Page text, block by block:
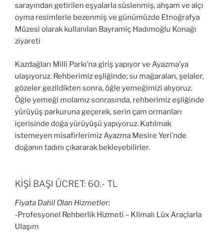
sarayından getirilen eşyalarla süslenmiş, ahşam ve alçı
oyma resimlerle bezenmiş ve günümüzde Etnoğrafya
Müzesi olarak kullanılan Bayramiç Hadımoğlu Konağı
ziyareti
Kazdağları Milli Parkı’na giriş yapıyor ve Ayazma’ya
ulaşıyoruz. Rehberimiz eşliğinde; su mağaraları, şelaler,
gözeler gezildikten sonra, öğle yemeğimizi alıyoruz.
Öğle yemeği molamız sonrasında, rehberimiz eşliğinde
yürüyüş parkuruna geçerek, serin çam ormanları
içerisinde doğa yürüyüşü yapıyoruz. Katılmak
istemeyen misafirlerimiz Ayazma Mesire Yeri’nde
doğanın tadını çıkararak bekleyebilirler.
KİŞİ BAŞI ÜCRET: 60.- TL
Fiyata Dahil Olan Hizmetler:
-Profesyonel Rehberlik Hizmeti – Klimalı Lüx Araçlarla
Ulaşım